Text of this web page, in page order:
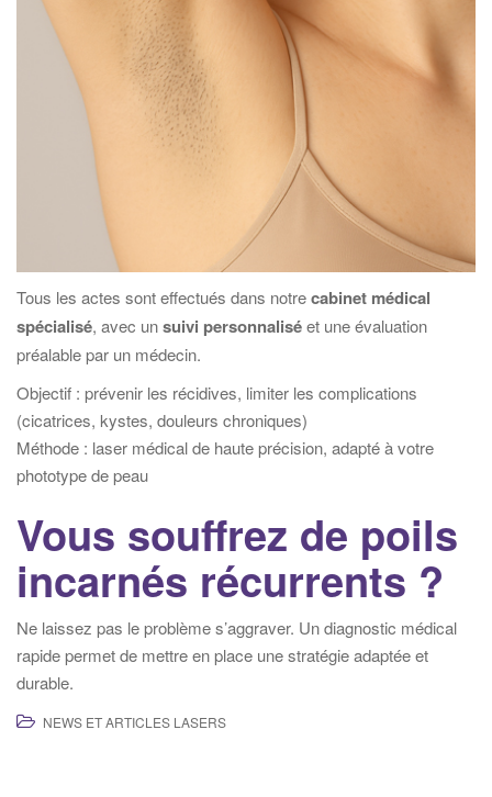
Tous les actes sont effectués dans notrecabinet médical
spécialisé, avec unsuivi personnaliséet une évaluation
préalable par un médecin.
Objectif : prévenir les récidives, limiter les complications
(cicatrices, kystes, douleurs chroniques)
Méthode : laser médical de haute précision, adapté à votre
phototype de peau
Vous souffrez de poils
incarnés récurrents ?
Ne laissez pas le problème s’aggraver. Un diagnostic médical
rapide permet de mettre en place une stratégie adaptée et
durable.
NEWS ET ARTICLES LASERS